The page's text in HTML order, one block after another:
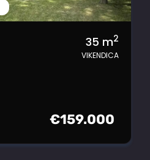
35 m2
VIKENDICA
€159.000